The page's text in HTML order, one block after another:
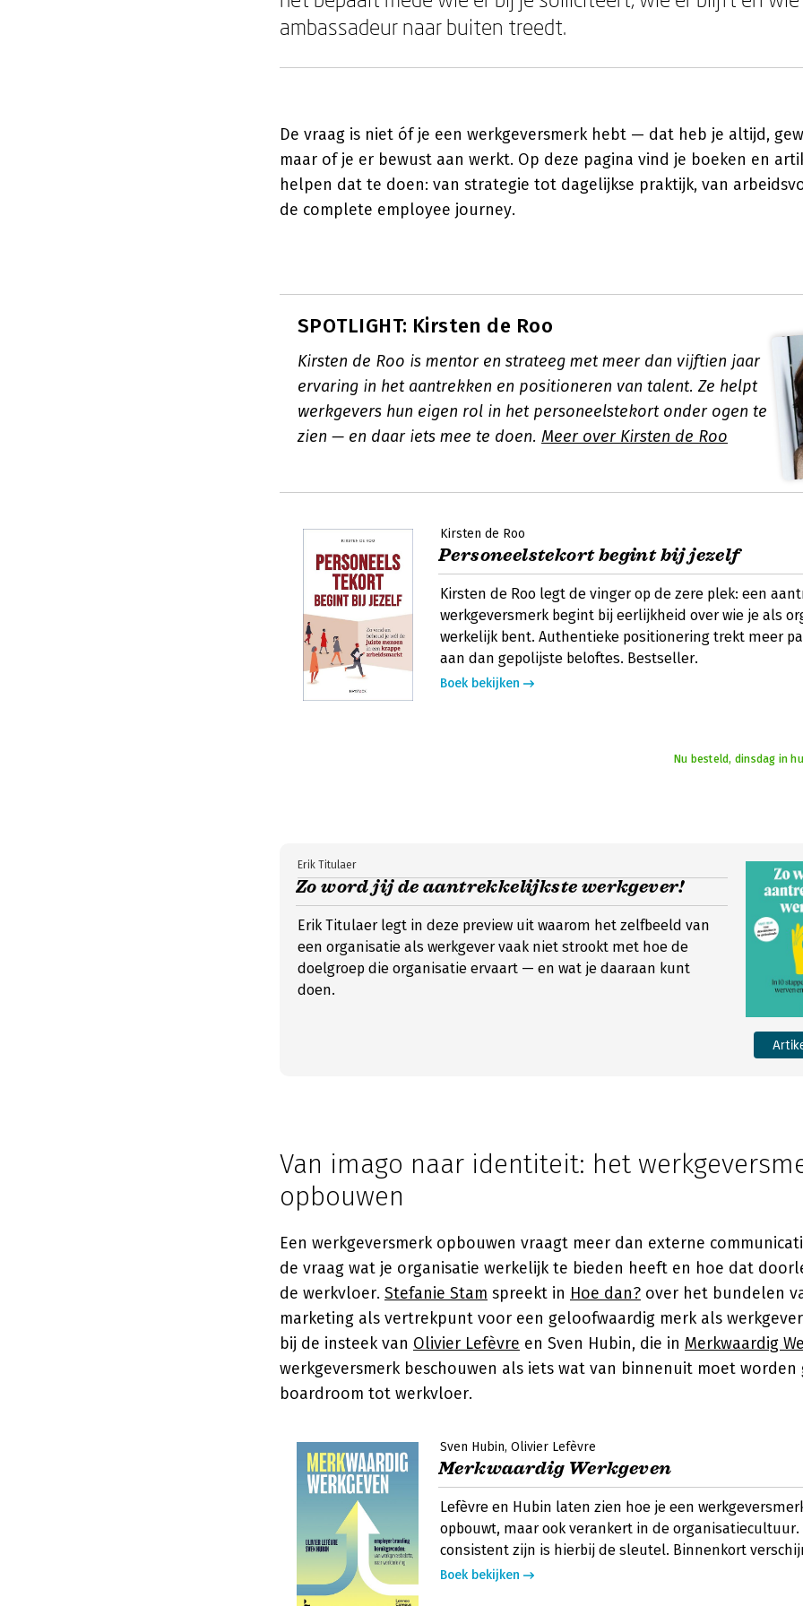
ambassadeur naar buiten treedt.
De vraag is niet óf je een werkgeversmerk hebt — dat heb je altijd,
maar of je er bewust aan werkt. Op deze pagina vind je boeken en
helpen dat te doen: van strategie tot dagelijkse praktijk, van
de complete employee journey.
SPOTLIGHT: Kirsten de Roo
Kirsten de Roo is mentor en strateeg met meer dan vijftien jaar
ervaring in het aantrekken en positioneren van talent. Ze helpt
werkgevers hun eigen rol in het personeelstekort onder ogen te
zien — en daar iets mee te doen. Meer over Kirsten de Roo
Kirsten de Roo
Personeelstekort begint bij jezelf
Kirsten de Roo legt de vinger op de zere plek: een
werkgeversmerk begint bij eerlijkheid over wie je als
werkelijk bent. Authentieke positionering trekt meer
aan dan gepolijste beloftes. Bestseller.
Boek bekijken
Nu besteld, dinsdag in
Zo word jij de aantrekkelijkste werkgever!
Erik Titulaer
Erik Titulaer legt in deze preview uit waarom het zelfbeeld van
een organisatie als werkgever vaak niet strookt met hoe de
doelgroep die organisatie ervaart — en wat je daaraan kunt
doen.
Van imago naar identiteit: het
opbouwen
Een werkgeversmerk opbouwen vraagt meer dan externe
de vraag wat je organisatie werkelijk te bieden heeft en hoe dat
de werkvloer. Stefanie Stam spreekt in Hoe dan? over het bundelen
marketing als vertrekpunt voor een geloofwaardig merk als
bij de insteek van Olivier Lefèvre en Sven Hubin, die in Merkwaardig
werkgeversmerk beschouwen als iets wat van binnenuit moet
boardroom tot werkvloer.
Sven Hubin Olivier Lefèvre
Merkwaardig Werkgeven
Lefèvre en Hubin laten zien hoe je een
opbouwt, maar ook verankert in de
consistent zijn is hierbij de sleutel. Binnenkort
Boek bekijken